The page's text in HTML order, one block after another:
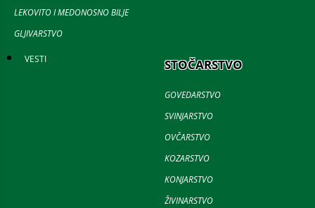
LEKOVITO I MEDONOSNO BILJE
GLJIVARSTVO
VESTI STOČARSTVO
GOVEDARSTVO
SVINJARSTVO
OVČARSTVO
KOZARSTVO
KONJARSTVO
ŽIVINARSTVO